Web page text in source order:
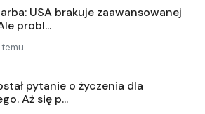
USA brakuje zaawansowanej
probl...
temu
pytanie o życzenia dla
Aż się p...